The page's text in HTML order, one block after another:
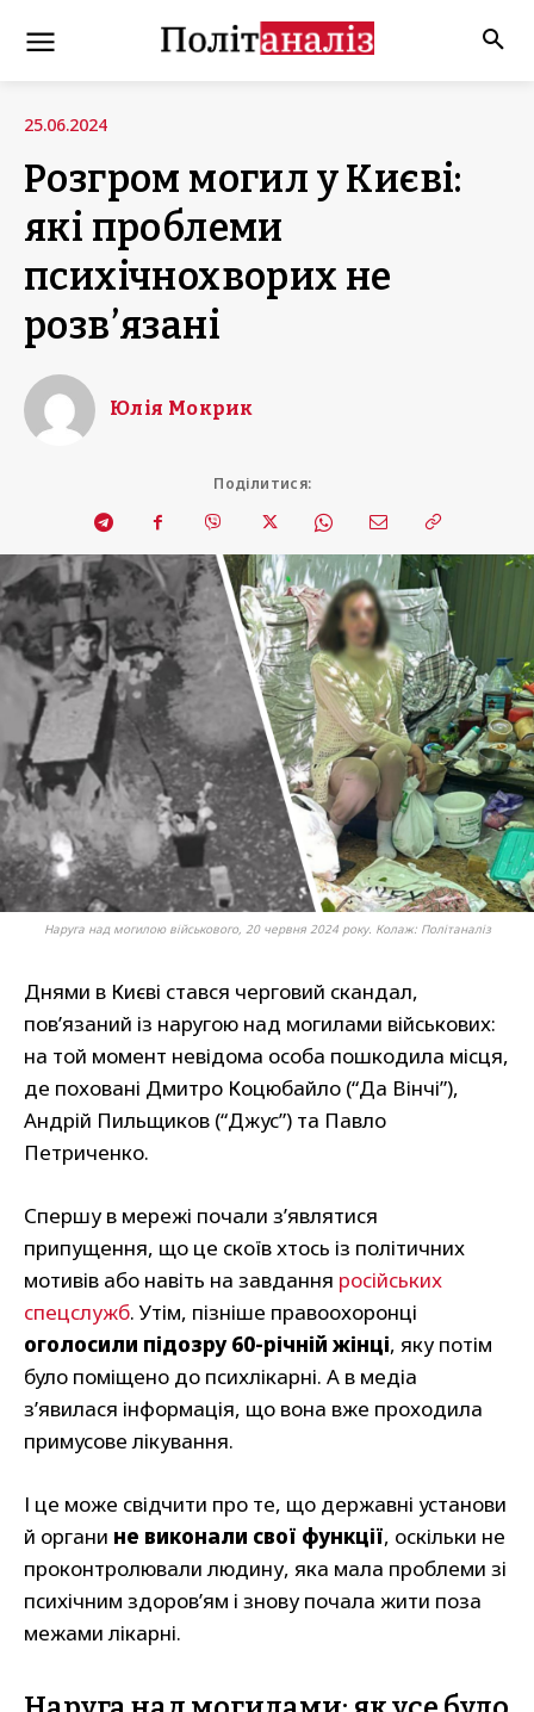
25.06.2024
Розгром могил у Києві:
які проблеми
психічнохворих не
розв’язані
Юлія Мокрик
Поділитися:
Наруга над могилою військового, 20 червня 2024 року. Колаж: Політаналіз
Днями в Києві стався черговий скандал,
пов’язаний із наругою над могилами військових:
на той момент невідома особа пошкодила місця,
де поховані Дмитро Коцюбайло (“Да Вінчі”),
Андрій Пильщиков (“Джус”) та Павло
Петриченко.
Спершу в мережі почали з’являтися
припущення, що це скоїв хтось із політичних
мотивів або навіть на завдання російських
спецслужб. Утім, пізніше правоохоронці
оголосили підозру 60-річній жінці, яку потім
було поміщено до психлікарні. А в медіа
з’явилася інформація, що вона вже проходила
примусове лікування.
І це може свідчити про те, що державні установи
й органи не виконали свої функції, оскільки не
проконтролювали людину, яка мала проблеми зі
психічним здоров’ям і знову почала жити поза
межами лікарні.